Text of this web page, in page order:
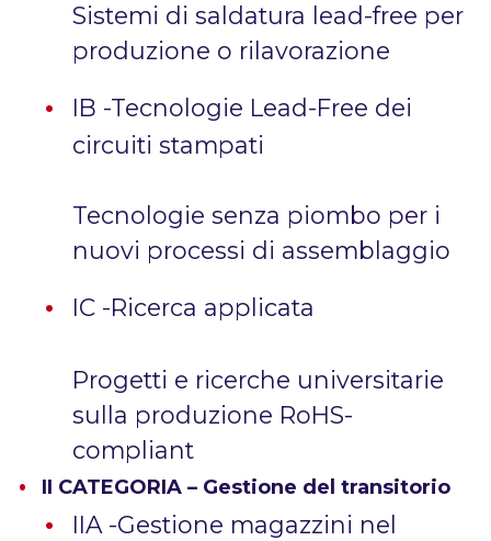
Sistemi di saldatura lead-free per
produzione o rilavorazione
IB -Tecnologie Lead-Free dei
circuiti stampati
Tecnologie senza piombo per i
nuovi processi di assemblaggio
IC -Ricerca applicata
Progetti e ricerche universitarie
sulla produzione RoHS-
compliant
II CATEGORIA – Gestione del transitorio
IIA -Gestione magazzini nel